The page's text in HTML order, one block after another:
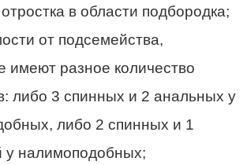
в области подбородка;
от подсемейства,
имеют разное количество
либо 3 спинных и 2 анальных у
либо 2 спинных и 1
у налимоподобных;